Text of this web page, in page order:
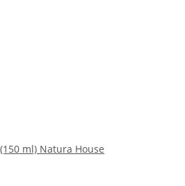
ml) Natura House